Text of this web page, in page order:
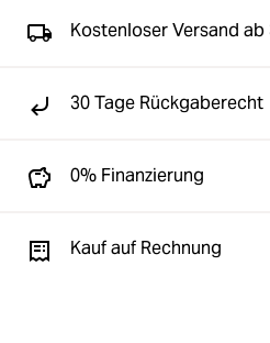
Kostenloser Versand ab
30 Tage Rückgaberecht
0% Finanzierung
Kauf auf Rechnung